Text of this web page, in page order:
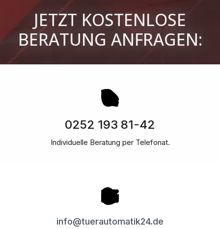
JETZT KOSTENLOSE
BERATUNG ANFRAGEN:
0252 193 81-42
Individuelle Beratung per Telefonat.
info@tuerautomatik24.de